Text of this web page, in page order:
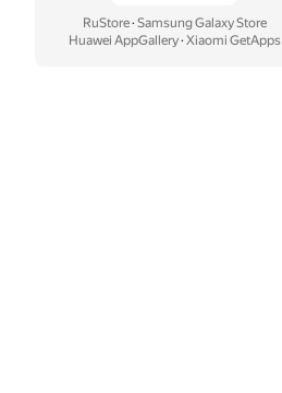
RuStore· Samsung Galaxy Store
Huawei AppGallery· Xiaomi GetApps